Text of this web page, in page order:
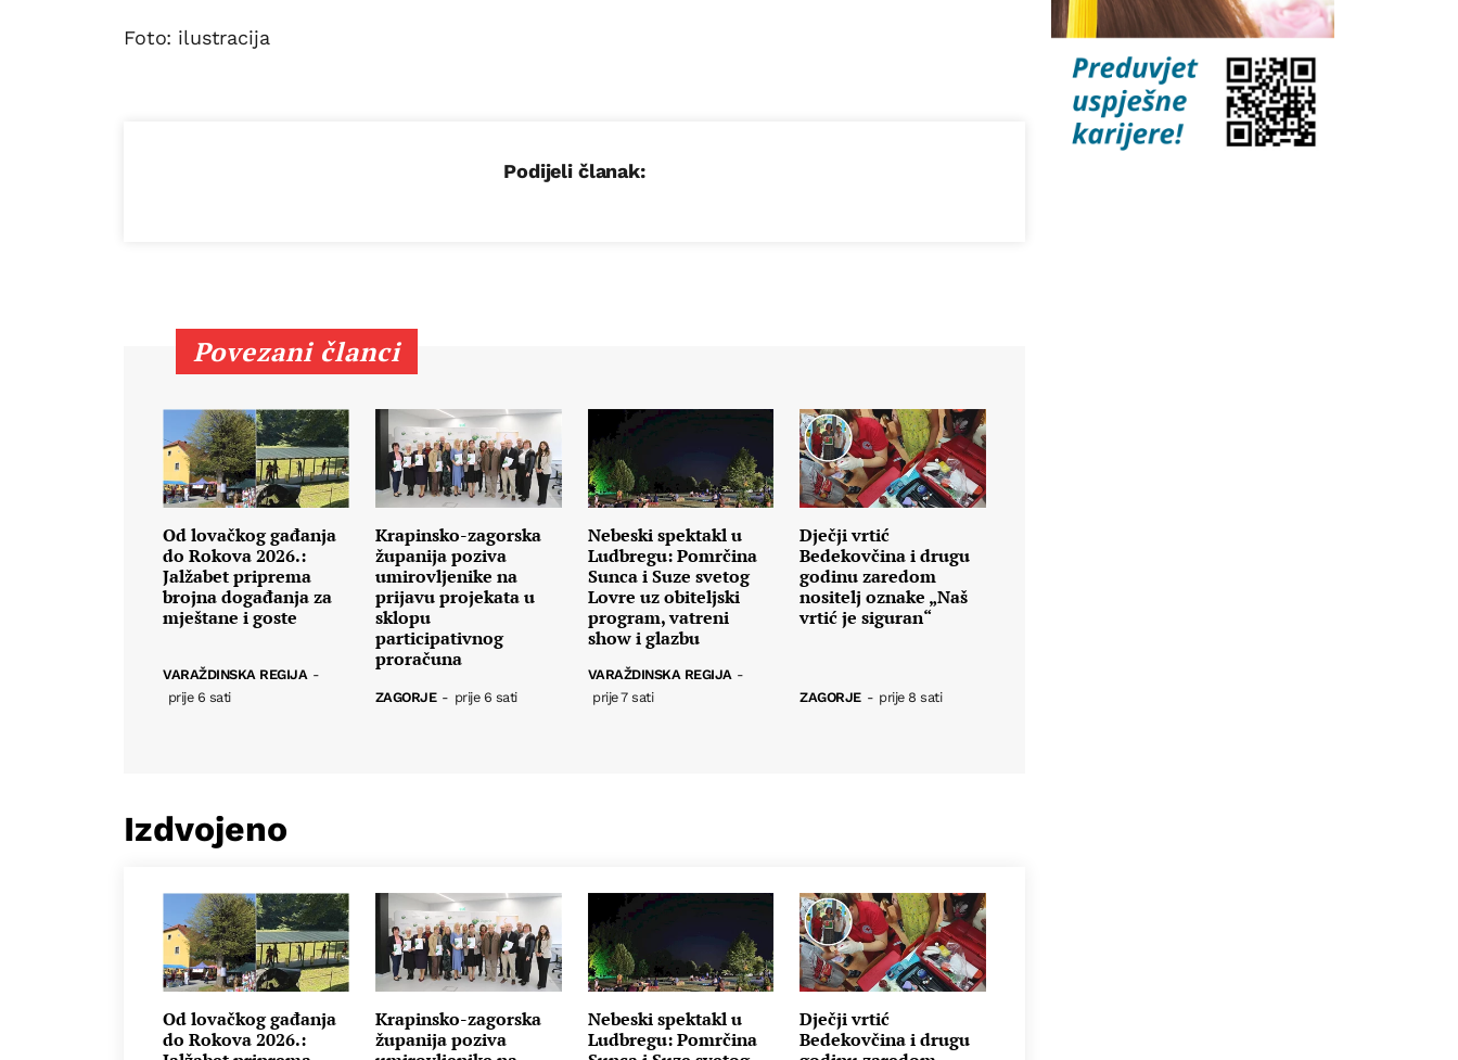
Foto: ilustracija
Podijeli članak:
Povezani članci
Od lovačkog gađanja
do Rokova 2026.:
Jalžabet priprema
brojna događanja za
mještane i goste
VARAŽDINSKA REGIJA -
prije 6 sati
Krapinsko-zagorska
županija poziva
umirovljenike na
prijavu projekata u
sklopu
participativnog
proračuna
ZAGORJE - prije 6 sati
Nebeski spektakl u
Ludbregu: Pomrčina
Sunca i Suze svetog
Lovre uz obiteljski
program, vatreni
show i glazbu
VARAŽDINSKA REGIJA -
prije 7 sati
Dječji vrtić
Bedekovčina i drugu
godinu zaredom
nositelj oznake „Naš
vrtić je siguran“
ZAGORJE - prije 8 sati
Izdvojeno
Od lovačkog gađanja
do Rokova 2026.:
Krapinsko-zagorska
županija poziva
Nebeski spektakl u
Ludbregu: Pomrčina
Dječji vrtić
Bedekovčina i drugu